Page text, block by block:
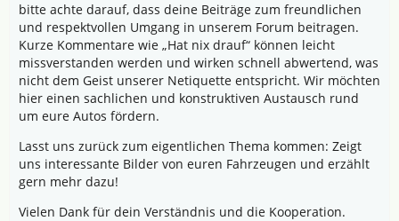
bitte achte darauf, dass deine Beiträge zum freundlichen
und respektvollen Umgang in unserem Forum beitragen.
Kurze Kommentare wie „Hat nix drauf“ können leicht
missverstanden werden und wirken schnell abwertend, was
nicht dem Geist unserer Netiquette entspricht. Wir möchten
hier einen sachlichen und konstruktiven Austausch rund
um eure Autos fördern.
Lasst uns zurück zum eigentlichen Thema kommen: Zeigt
uns interessante Bilder von euren Fahrzeugen und erzählt
gern mehr dazu!
Vielen Dank für dein Verständnis und die Kooperation.